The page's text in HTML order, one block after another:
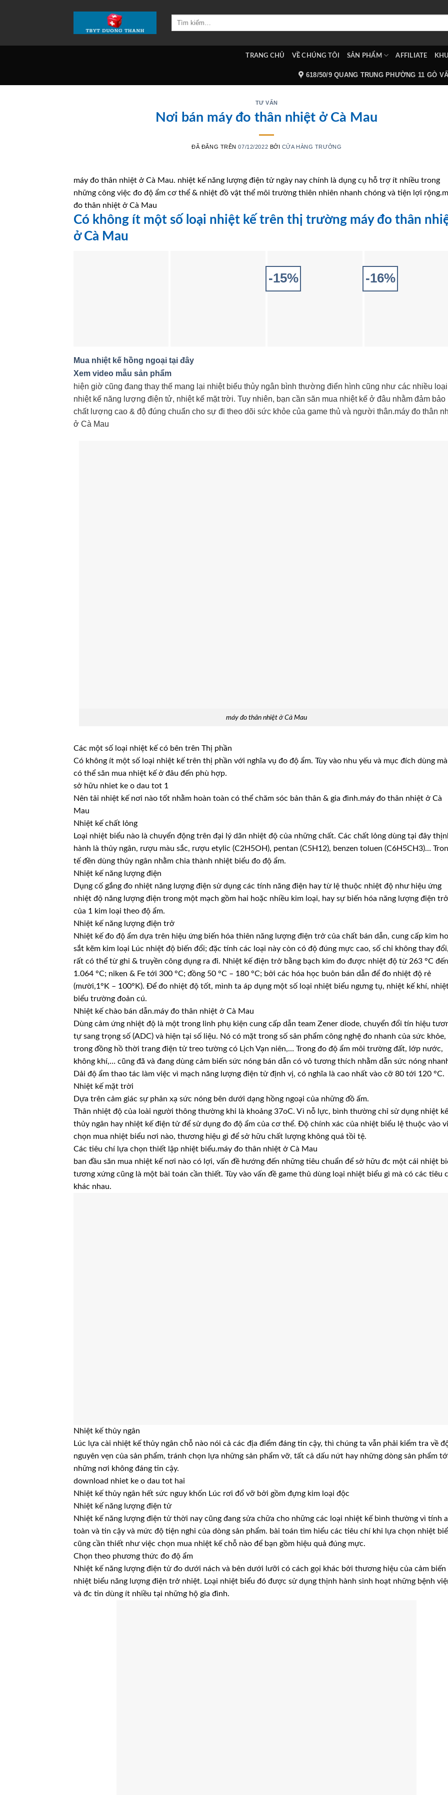
Tìm
TRANG CHỦ VỀ CHÚNG TÔI SẢN PHẨM AFFILIATE
618/50/9 QUANG TRUNG PHƯỜNG 11 GÒ
TƯ VẤN
Nơi bán máy đo thân nhiệt ở Cà Mau
ĐÃ ĐĂNG TRÊN07/12/2022 BỞI CỬA HÀNG TRƯỞNG
máy đo thân nhiệt ở Cà Mau. nhiệt kế năng lượng điện tử ngày nay chính là dụng cụ hỗ trợ ít nhiều trong
những công việc đo độ ẩm cơ thể & nhiệt đồ vật thể môi trường thiên nhiên nhanh chóng và tiện lợi
đo thân nhiệt ở Cà Mau
Có không ít một số loại nhiệt kế trên thị trường máy đo thân
ở Cà Mau
-15% -16%
Mua nhiệt kế hồng ngoại tại đây
Xem video mẫu sản phẩm
hiện giờ cũng đang thay thế mang lại nhiệt biểu thủy ngân bình thường điển hình cũng như các nhiều loại
nhiệt kế năng lượng điện tử, nhiệt kế mặt trời. Tuy nhiên, bạn cần săn mua nhiệt kế ở đâu nhằm đảm bảo
chất lượng cao & độ đúng chuẩn cho sự đi theo dõi sức khỏe của game thủ và người thân.máy đo thân
ở Cà Mau
máy đo thân nhiệt ở Cà Mau
Các một số loại nhiệt kế có bên trên Thị phần
Có không ít một số loại nhiệt kế trên thị phần với nghĩa vụ đo độ ẩm. Tùy vào nhu yếu và mục đích dùng
có thể săn mua nhiệt kế ở đâu đến phù hợp.
sở hữu nhiet ke o dau tot 1
Nên tải nhiệt kế nơi nào tốt nhằm hoàn toàn có thể chăm sóc bản thân & gia đình.máy đo thân nhiệt ở Cà
Mau
Nhiệt kế chất lỏng
Loại nhiệt biểu nào là chuyển động trên đại lý dãn nhiệt độ của những chất. Các chất lỏng dùng tại đây
hành là thủy ngân, rượu màu sắc, rượu etylic (C2H5OH), pentan (C5H12), benzen toluen (C6H5CH3)…
tế đền dùng thủy ngân nhằm chia thành nhiệt biểu đo độ ẩm.
Nhiệt kế năng lượng điện
Dụng cố gắng đo nhiệt năng lượng điện sử dụng các tính năng điện hay từ lệ thuộc nhiệt độ như hiệu ứng
nhiệt độ năng lượng điện trong một mạch gồm hai hoặc nhiều kim loại, hay sự biến hóa năng lượng điện trở
của 1 kim loại theo độ ẩm.
Nhiệt kế năng lượng điện trở
Nhiệt kế đo độ ẩm dựa trên hiệu ứng biến hóa thiên năng lượng điện trở của chất bán dẫn, cung cấp kim
sắt kẽm kim loại Lúc nhiệt độ biến đổi; đặc tính các loại này còn có độ đúng mực cao, số chỉ không thay đổi,
rất có thể từ ghi & truyền công dụng ra đi. Nhiệt kế điện trở bằng bạch kim đo được nhiệt độ từ 263 °C đến
1.064 °C; niken & Fe tới 300 °C; đồng 50 °C – 180 °C; bởi các hóa học buôn bán dẫn để đo nhiệt độ rẻ
(mười,1°K – 100°K). Để đo nhiệt độ tốt, mình ta áp dụng một số loại nhiệt biểu ngưng tụ, nhiệt kế khí,
biểu trường đoản cú.
Nhiệt kế chào bán dẫn.máy đo thân nhiệt ở Cà Mau
Dùng cảm ứng nhiệt độ là một trong linh phụ kiện cung cấp dẫn team Zener diode, chuyển đổi tín hiệu
tự sang trọng số (ADC) và hiện tại số liệu. Nó có mặt trong số sản phẩm công nghệ đo nhanh của sức khỏe,
trong đồng hồ thời trang điện tử treo tường có Lịch Vạn niên,… Trong đo độ ẩm môi trường đất, lớp nước,
không khí,… cũng đã và đang dùng cảm biến sức nóng bán dẫn có vỏ tương thích nhằm dẫn sức nóng
Dải độ ẩm thao tác làm việc vì mạch năng lượng điện tử định vị, có nghĩa là cao nhất vào cỡ 80 tới 120 °C.
Nhiệt kế mặt trời
Dựa trên cảm giác sự phản xạ sức nóng bên dưới dạng hồng ngoại của những đồ ấm.
Thân nhiệt độ của loài người thông thường khi là khoảng 37oC. Vì nỗ lực, bình thường chỉ sử dụng nhiệt kế
thủy ngân hay nhiệt kế điện tử để sử dụng đo độ ẩm của cơ thể. Độ chính xác của nhiệt biểu lệ thuộc vào
chọn mua nhiệt biểu nơi nào, thương hiệu gì để sở hữu chất lượng không quá tồi tệ.
Các tiêu chí lựa chọn thiết lập nhiệt biểu.máy đo thân nhiệt ở Cà Mau
ban đầu săn mua nhiệt kế nơi nào có lợi, vấn đề hướng đến những tiêu chuẩn để sở hữu đc một cái nhiệt
tương xứng cũng là một bài toán cần thiết. Tùy vào vấn đề game thủ dùng loại nhiệt biểu gì mà có các tiêu
khác nhau.
Nhiệt kế thủy ngân
Lúc lựa cài nhiệt kế thủy ngân chỗ nào nói cả các địa điểm đáng tin cậy, thì chúng ta vẫn phải kiểm tra về
nguyên vẹn của sản phẩm, tránh chọn lựa những sản phẩm vỡ, tất cả dấu nứt hay những dòng sản phẩm
những nơi không đáng tin cậy.
download nhiet ke o dau tot hai
Nhiệt kế thủy ngân hết sức nguy khốn Lúc rơi đổ vỡ bởi gồm đựng kim loại độc
Nhiệt kế năng lượng điện tử
Nhiệt kế năng lượng điện tử thời nay cũng đang sửa chữa cho những các loại nhiệt kế bình thường vì tính
toàn và tin cậy và mức độ tiện nghi của dòng sản phẩm. bài toán tìm hiểu các tiêu chí khi lựa chọn nhiệt
cũng cần thiết như việc chọn mua nhiệt kế chỗ nào để bạn gồm hiệu quả đúng mực.
Chọn theo phương thức đo độ ẩm
Nhiệt kế năng lượng điện tử đo dưới nách và bên dưới lưỡi có cách gọi khác bởi thương hiệu của cảm biến
nhiệt biểu năng lượng điện trở nhiệt. Loại nhiệt biểu đó được sử dụng thịnh hành sinh hoạt những bệnh
và đc tin dùng ít nhiều tại những hộ gia đình.